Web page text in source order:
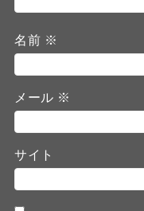
名前 ※
メール ※
サイト